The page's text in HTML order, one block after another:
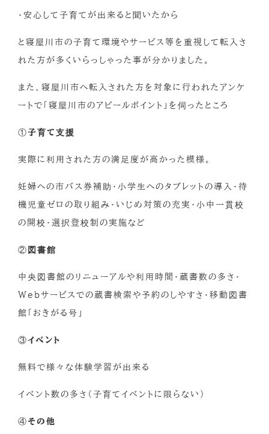
・安心して子育てが出来ると聞いたから
と寝屋川市の子育て環境やサービス等を重視して転入さ
れた方が多くいらっしゃった事が分かりました。
また、寝屋川市へ転入された方を対象に行われたアンケ
ートで「寝屋川市のアピールポイント」を伺ったところ
①子育て支援
実際に利用された方の満足度が高かった模様。
妊婦への市バス券補助・小学生へのタブレットの導入・待
機児童ゼロの取り組み・いじめ対策の充実・小中一貫校
の開校・選択登校制の実施など
② 図書館
中央図書館のリニューアルや利用時間・蔵書数の多さ・
Webサービスでの蔵書検索や予約のしやすさ・移動図書
館「おきがる号」
③イベント
無料で様々な体験学習が出来る
イベント数の多さ（子育てイベントに限らない）
④その他